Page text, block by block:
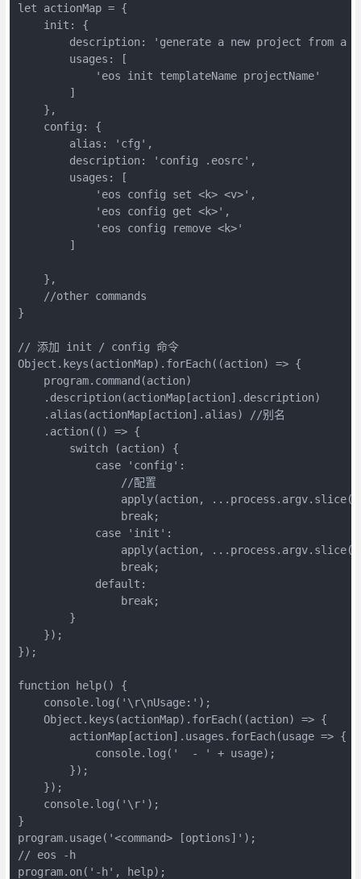
let actionMap = {
    init: {
description: 'generate a new project from a
        usages: [
            'eos init templateName projectName'
        ]
    },
    config: {
        alias: 'cfg',
        description: 'config .eosrc',
        usages: [
            'eos config set <k> <v>',
            'eos config get <k>',
            'eos config remove <k>'
        ]
    },
    //other commands
}
// 添加 init / config 命令
Object.keys(actionMap).forEach((action) => {
    program.command(action)
    .description(actionMap[action].description)
    .alias(actionMap[action].alias) //别名
    .action(() => {
        switch (action) {
            case 'config':
                //配置
apply(action,
                break;
            case 'init':
apply(action,
                break;
            default:
                break;
        }
    });
});
function help() {
    console.log('\r\nUsage:');
    Object.keys(actionMap).forEach((action) => {
        actionMap[action].usages.forEach(usage => {
            console.log('  - ' + usage);
        });
    });
    console.log('\r');
}
program.usage('<command> [options]');
// eos -h
program.on('-h', help);